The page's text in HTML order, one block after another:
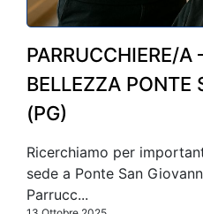
PARRUCCHIERE/A
BELLEZZA PONTE
(PG)
Ricerchiamo per
sede a Ponte San
Parrucc...